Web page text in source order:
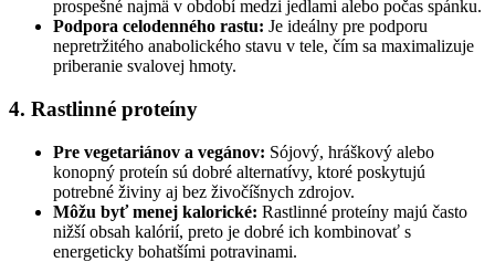
prospešné najmä v období medzi jedlami alebo počas spánku.
Podpora celodenného rastu: Je ideálny pre podporu
nepretržitého anabolického stavu v tele, čím sa maximalizuje
priberanie svalovej hmoty.
4. Rastlinné proteíny
Pre vegetariánov a vegánov: Sójový, hráškový alebo
konopný proteín sú dobré alternatívy, ktoré poskytujú
potrebné živiny aj bez živočíšnych zdrojov.
Môžu byť menej kalorické: Rastlinné proteíny majú často
nižší obsah kalórií, preto je dobré ich kombinovať s
energeticky bohatšími potravinami.